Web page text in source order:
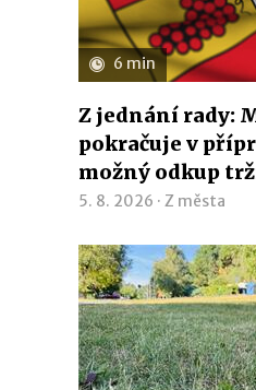
6 min
Z jednání rady:
pokračuje v
možný odkup
5. 8. 2026 · Z města